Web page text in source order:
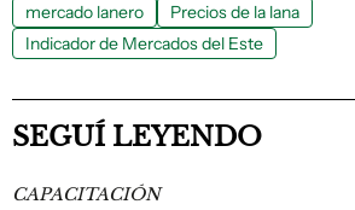
mercado lanero
Precios de la lana
Indicador de Mercados del Este
SEGUÍ LEYENDO
CAPACITACIÓN